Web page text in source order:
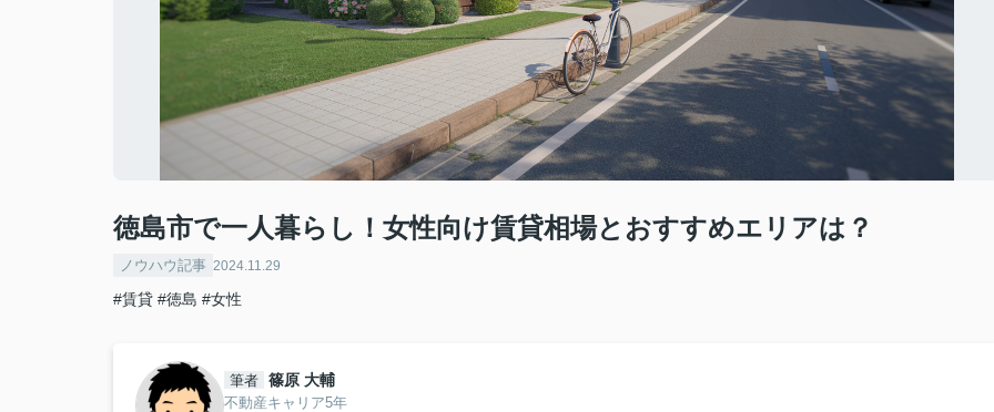
徳島市で一人暮らし！女性向け賃貸相場とおすすめエリアは？
ノウハウ記事 2024.11.29
#賃貸 #徳島 #女性
筆者 篠原 大輔
不動産キャリア5年